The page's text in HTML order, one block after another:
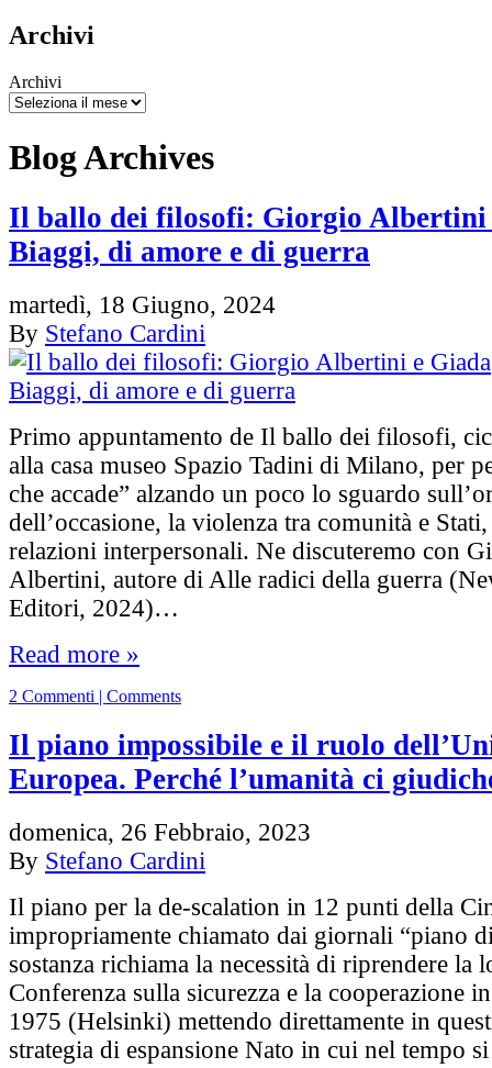
Archivi
Archivi
Blog Archives
Il ballo dei filosofi: Giorgio Albertini
Biaggi, di amore e di guerra
martedì, 18 Giugno, 2024
By Stefano Cardini
Primo appuntamento de Il ballo dei filosofi,
alla casa museo Spazio Tadini di Milano, per
che accade” alzando un poco lo sguardo
dell’occasione, la violenza tra comunità e
relazioni interpersonali. Ne discuteremo con
Albertini, autore di Alle radici della guerra
Editori, 2024)…
Read more »
2 Commenti | Comments
Il piano impossibile e il ruolo
Europea. Perché l’umanità ci
domenica, 26 Febbraio, 2023
By Stefano Cardini
Il piano per la de-scalation in 12 punti della
impropriamente chiamato dai giornali “piano
sostanza richiama la necessità di riprendere la
Conferenza sulla sicurezza e la cooperazione
1975 (Helsinki) mettendo direttamente in
strategia di espansione Nato in cui nel tempo